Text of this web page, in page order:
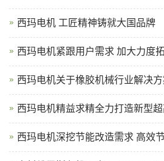
西玛电机 工匠精神铸就大国品牌
西玛电机紧跟用户需求 加大力度
西玛电机关于橡胶机械行业解决
西玛电机精益求精全力打造新型
西玛电机深挖节能改造需求 高效